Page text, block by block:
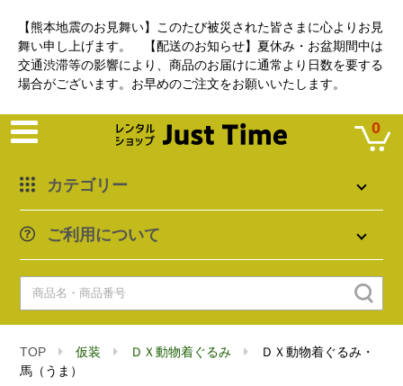
【熊本地震のお見舞い】このたび被災された皆さまに心よりお見
舞い申し上げます。 【配送のお知らせ】夏休み・お盆期間中は
交通渋滞等の影響により、商品のお届けに通常より日数を要する
場合がございます。お早めのご注文をお願いいたします。
カテゴリー
ご利用について
0
TOP 仮装 ＤＸ動物着ぐるみ
ＤＸ動物着ぐるみ・
馬（うま）